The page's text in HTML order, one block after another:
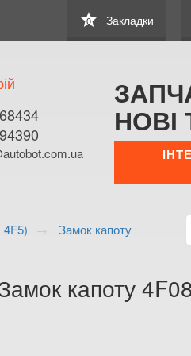
star
0 Закладки
НОВІ
4F5) Замок капоту
капоту
КУПИТИ
Менеджер:
+38 (050) 672-